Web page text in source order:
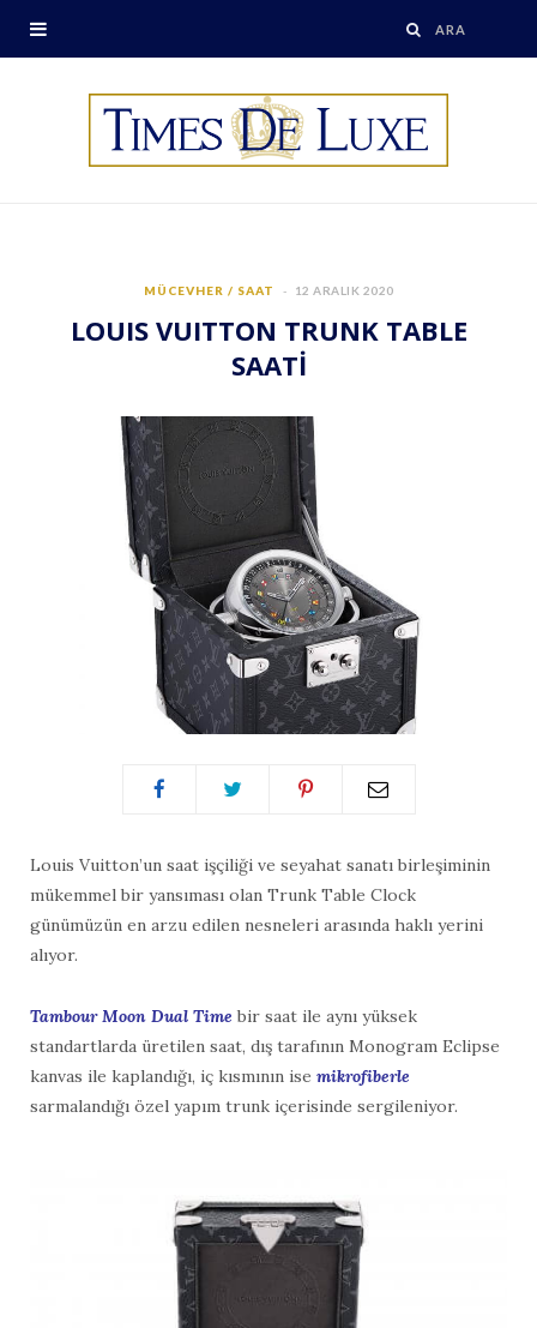
MÜCEVHER / SAAT 12 ARALIK 2020
LOUIS VUITTON TRUNK TABLE
SAATİ
Louis Vuitton’un saat işçiliği ve seyahat sanatı birleşiminin
mükemmel bir yansıması olan Trunk Table Clock
günümüzün en arzu edilen nesneleri arasında haklı yerini
alıyor.
Tambour Moon Dual Time bir saat ile aynı yüksek
standartlarda üretilen saat, dış tarafının Monogram Eclipse
kanvas ile kaplandığı, iç kısmının ise mikrofiberle
sarmalandığı özel yapım trunk içerisinde sergileniyor.